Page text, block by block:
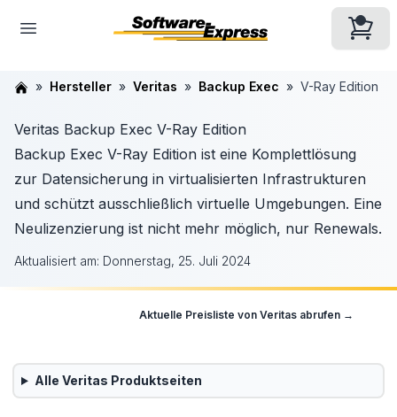
Hersteller Veritas Backup Exec V-Ray Edition
Veritas Backup Exec V-Ray Edition
Backup Exec V-Ray Edition ist eine Komplettlösung
zur Datensicherung in virtualisierten Infrastrukturen
und schützt ausschließlich virtuelle Umgebungen. Eine
Neulizenzierung ist nicht mehr möglich, nur Renewals.
Aktualisiert am: Donnerstag, 25. Juli 2024
Aktuelle Preisliste von Veritas abrufen →
Alle Veritas Produktseiten